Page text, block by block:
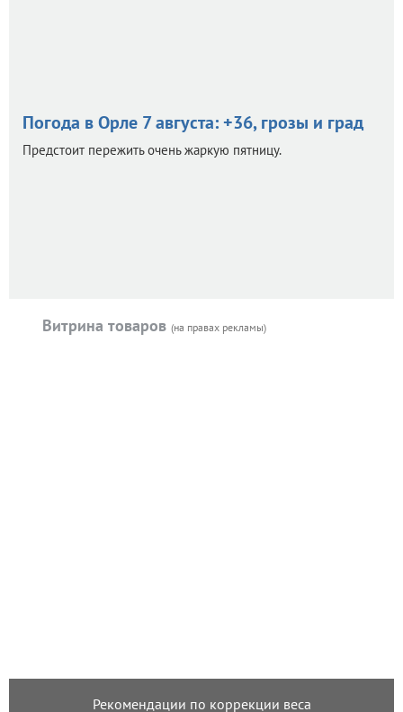
Погода в Орле 7 августа: +36, грозы и град
Предстоит пережить очень жаркую пятницу.
Витрина товаров (на правах рекламы)
Рекомендации по коррекции веса